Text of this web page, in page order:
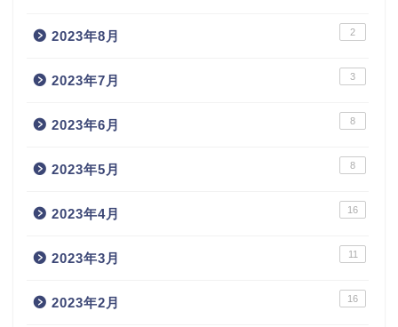
2023年8月 2
2023年7月 3
2023年6月 8
2023年5月 8
2023年4月 16
2023年3月 11
2023年2月 16